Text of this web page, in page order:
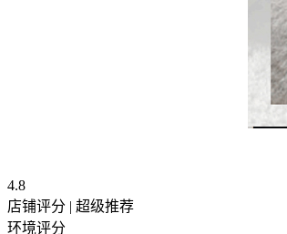
4.8
店铺评分 | 超级推荐
环境评分